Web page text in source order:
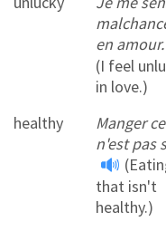
en
(I feel
in love.)
healthy
Manger
n'est pas
that isn't
healthy.)